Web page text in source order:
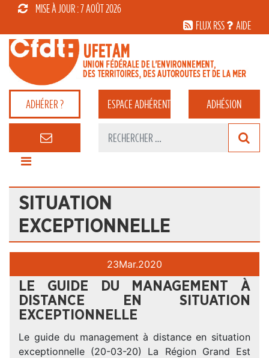
MISE À JOUR : 7 AOÛT 2026
FLUX RSS
AIDE
ADHÉRER ? ESPACEADHÉRENT ADHÉSION
SITUATION
EXCEPTIONNELLE
23Mar.2020
LE GUIDE DU MANAGEMENT À
DISTANCE EN SITUATION
EXCEPTIONNELLE
Le guide du management à distance en situation
exceptionnelle (20-03-20) La Région Grand Est